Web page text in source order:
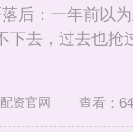
后：一年前以
下去，过去也抢
资官网 查看： 64